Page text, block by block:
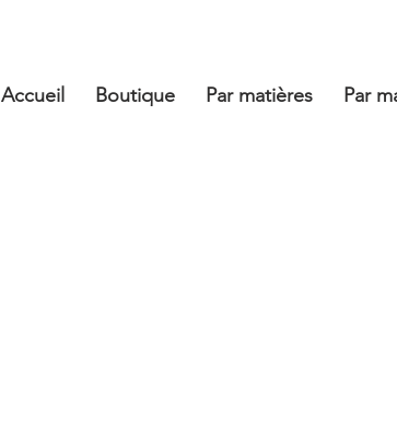
Accueil Boutique Par matières Par